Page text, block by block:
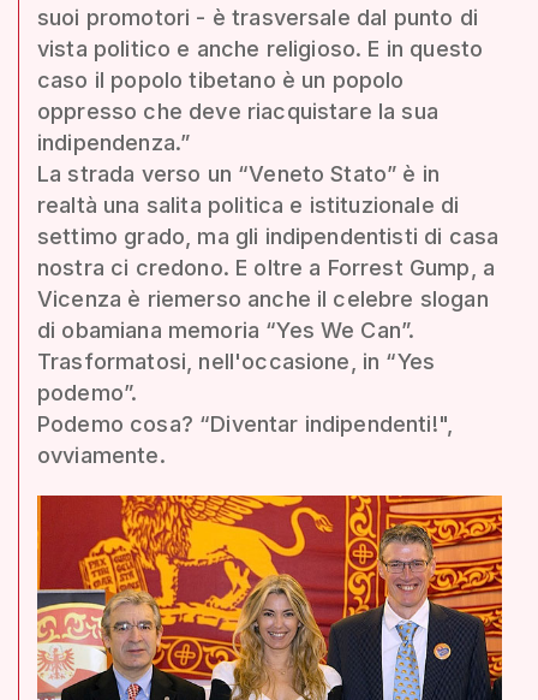
suoi promotori - è trasversale dal punto di
vista politico e anche religioso. E in questo
caso il popolo tibetano è un popolo
oppresso che deve riacquistare la sua
indipendenza.”
La strada verso un “Veneto Stato” è in
realtà una salita politica e istituzionale di
settimo grado, ma gli indipendentisti di casa
nostra ci credono. E oltre a Forrest Gump, a
Vicenza è riemerso anche il celebre slogan
di obamiana memoria “Yes We Can”.
Trasformatosi, nell'occasione, in “Yes
podemo”.
Podemo cosa? “Diventar indipendenti!",
ovviamente.